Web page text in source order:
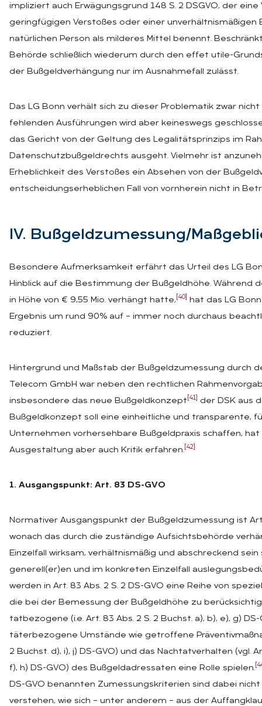
impliziert auch Erwägungsgrund 148 S. 2 DSGVO, der eine
geringfügigen Verstoßes oder einer unverhältnismäßigen
natürlichen Person als milderes Mittel benennt.
Behörde schließlich wiederum durch den effet utile-
der Bußgeldverhängung nur im Ausnahmefall zulässt.
Das LG Bonn verhält sich zu dieser Problematik zwar nicht
fehlenden Ausführungen wird aber keineswegs
das Gericht von der Geltung des Legalitätsprinzips im
Datenschutzbußgeldrechts ausgeht. Vielmehr ist
Erheblichkeit des Verstoßes ein Absehen von der
entscheidungserheblichen Fall von vornherein nicht in
IV. Buß­geld­zu­mes­sung/
Besondere Aufmerksamkeit erfährt das Urteil des LG
Hinblick auf die Bestimmung der Bußgeldhöhe. Während
in Höhe von € 9,55 Mio. verhängt hatte, [40]
hat das LG
Ergebnis um rund 90% auf – immer noch durchaus
reduziert.
Hintergrund und Maßstab der Bußgeldzumessung durch
Telecom GmbH war neben den rechtlichen
insbesondere das neue Bußgeldkonzept [41]
der DSK aus
Bußgeldkonzept soll eine einheitliche und transparente,
Unternehmen vorhersehbare Bußgeldpraxis schaffen,
Ausgestaltung aber auch Kritik erfahren. [42]
1. Ausgangspunkt: Art. 83 DS-GVO
Normativer Ausgangspunkt der Bußgeldzumessung ist Art.
wonach das durch die zuständige Aufsichtsbehörde
Einzelfall wirksam, verhältnismäßig und abschreckend sein
generell(er)en und im konkreten Einzelfall
werden in Art. 83 Abs. 2 S. 2 DS-GVO eine Reihe von
die bei der Bemessung der Bußgeldhöhe zu
tatbezogene (i.e. Art. 83 Abs. 2 S. 2 Buchst. a), b), e), g) DS-
täterbezogene Umstände wie getroffene
2 Buchst. d), i), j) DS-GVO) und das Nachtatverhalten (vgl.
f), h) DS-GVO) des Bußgeldadressaten eine Rolle spielen.
DS-GVO benannten Zumessungskriterien sind dabei
verstehen, wie sich – unter anderem – aus der